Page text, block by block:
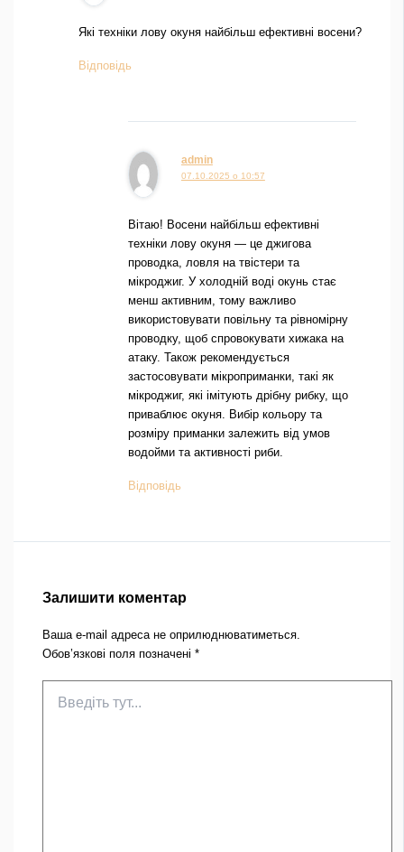
Які техніки лову окуня найбільш ефективні восени?
Відповідь
admin
07.10.2025 о 10:57
Вітаю! Восени найбільш ефективні
техніки лову окуня — це джигова
проводка, ловля на твістери та
мікроджиг. У холодній воді окунь стає
менш активним, тому важливо
використовувати повільну та рівномірну
проводку, щоб спровокувати хижака на
атаку. Також рекомендується
застосовувати мікроприманки, такі як
мікроджиг, які імітують дрібну рибку, що
приваблює окуня. Вибір кольору та
розміру приманки залежить від умов
водойми та активності риби.
Відповідь
Залишити коментар
Ваша e-mail адреса не оприлюднюватиметься.
Обов’язкові поля позначені *
тут...